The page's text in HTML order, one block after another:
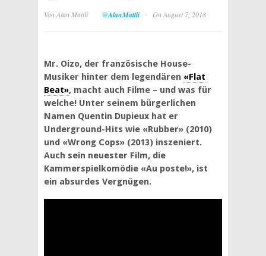
VonAlan Mattli @AlanMattli · On August 7, 2018
Mr. Oizo, der französische House-
Musiker hinter dem legendären «Flat
Beat», macht auch Filme – und was für
welche! Unter seinem bürgerlichen
Namen Quentin Dupieux hat er
Underground-Hits wie «Rubber» (2010)
und «Wrong Cops» (2013) inszeniert.
Auch sein neuester Film, die
Kammerspielkomödie «Au poste!», ist
ein absurdes Vergnügen.